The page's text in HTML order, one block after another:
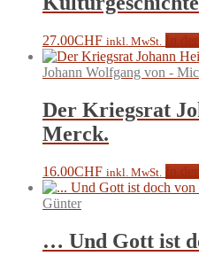
27.00CHF inkl. MwSt.
Johann Wolfgang von -
Der Kriegsrat
Merck.
16.00CHF inkl. MwSt.
Günter
… Und Gott ist